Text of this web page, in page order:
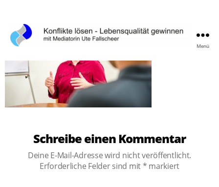
lösen,
Lebensqualität
gewinnen
Menü
Schreibe einen Kommentar
Deine E-Mail-Adresse wird nicht veröffentlicht.
Erforderliche Felder sind mit* markiert